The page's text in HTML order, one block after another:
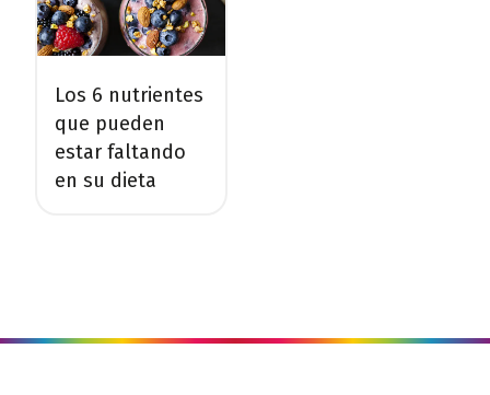
Los 6 nutrientes
que pueden
estar faltando
en su dieta